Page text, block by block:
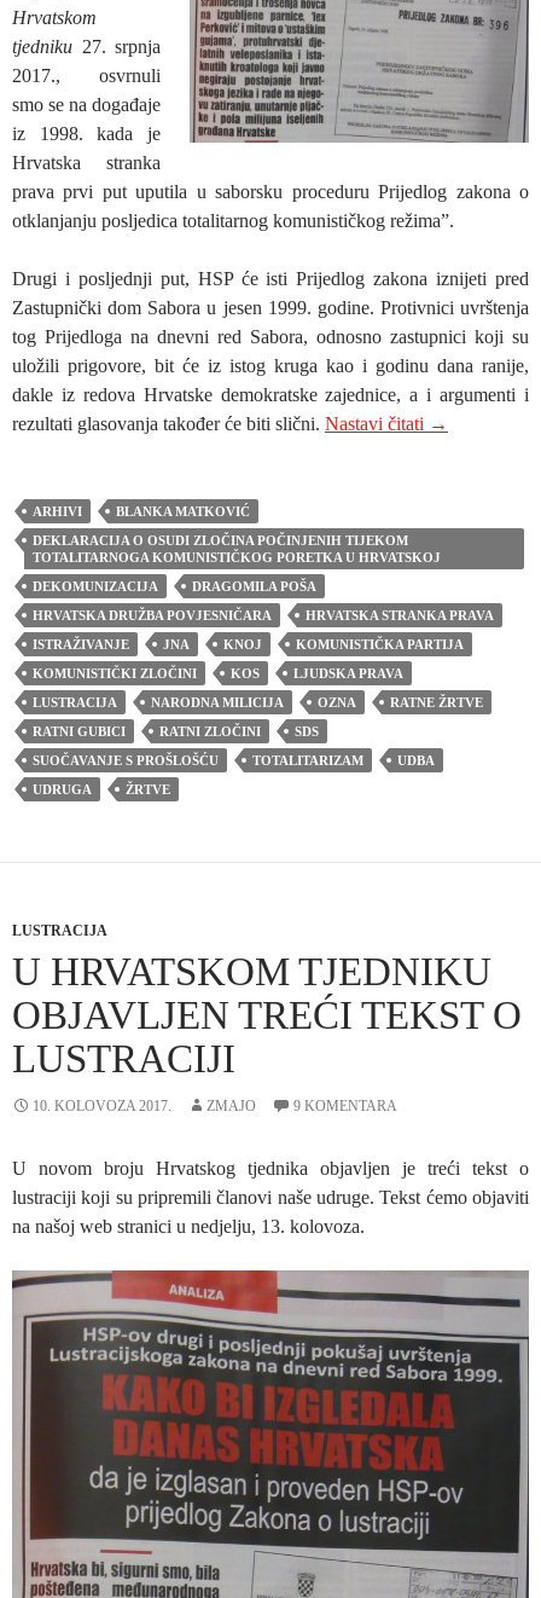
Hrvatskom
tjedniku 27. srpnja
2017., osvrnuli
smo se na događaje
iz 1998. kada je
Hrvatska stranka
prava prvi put uputila u saborsku proceduru Prijedlog zakona o
otklanjanju posljedica totalitarnog komunističkog režima”.
Drugi i posljednji put, HSP će isti Prijedlog zakona iznijeti pred
Zastupnički dom Sabora u jesen 1999. godine. Protivnici uvrštenja
tog Prijedloga na dnevni red Sabora, odnosno zastupnici koji su
uložili prigovore, bit će iz istog kruga kao i godinu dana ranije,
dakle iz redova Hrvatske demokratske zajednice, a i argumenti i
rezultati glasovanja također će biti slični. Nastavi čitati KAKO BI
→
ARHIVI
BLANKA MATKOVIĆ
DEKLARACIJA O OSUDI ZLOČINA POČINJENIH TIJEKOM
TOTALITARNOGA KOMUNISTIČKOG PORETKA U HRVATSKOJ
DEKOMUNIZACIJA
DRAGOMILA POŠA
HRVATSKA DRUŽBA POVJESNIČARA
HRVATSKA STRANKA PRAVA
ISTRAŽIVANJE
JNA KNOJ
KOMUNISTIČKA PARTIJA
KOMUNISTIČKI ZLOČINI
KOS
LJUDSKA PRAVA
LUSTRACIJA
NARODNA MILICIJA OZNA
RATNE ŽRTVE
RATNI GUBICI
RATNI ZLOČINI
SDS
SUOČAVANJE S PROŠLOŠĆU
TOTALITARIZAM
UDBA
UDRUGA
ŽRTVE
LUSTRACIJA
U HRVATSKOM TJEDNIKU
OBJAVLJEN TREĆI TEKST O
LUSTRACIJI
10. KOLOVOZA 2017. ZMAJO 9 KOMENTARA
U novom broju Hrvatskog tjednika objavljen je treći tekst o
lustraciji koji su pripremili članovi naše udruge. Tekst ćemo objaviti
na našoj web stranici u nedjelju, 13. kolovoza.